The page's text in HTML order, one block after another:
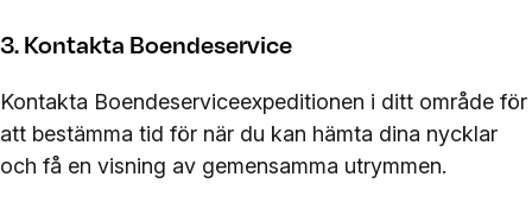
3. Kontakta Boendeservice
Kontakta Boendeserviceexpeditionen i ditt område för
att bestämma tid för när du kan hämta dina nycklar
och få en visning av gemensamma utrymmen.